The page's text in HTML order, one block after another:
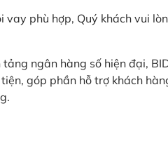
phù hợp, Quý khách vui
ngân hàng số hiện đại,
góp phần hỗ trợ khách